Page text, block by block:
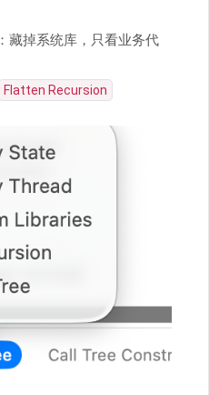
：藏掉系统库，只看业务代
Flatten Recursion